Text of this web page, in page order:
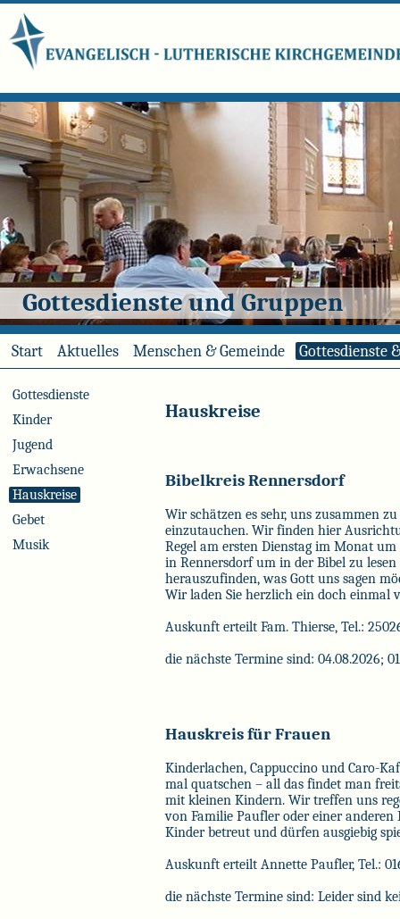
Gottesdienste und Gruppen
Start Aktuelles Menschen & Gemeinde Gottesdienste
Gottesdienste
Kinder
Jugend
Erwachsene
Hauskreise
Gebet
Musik
Hauskreise
Bibelkreis Rennersdorf
Wir schätzen es sehr, uns zusammen
einzutauchen. Wir finden hier
Regel am ersten Dienstag im Monat
in Rennersdorf um in der Bibel zu
herauszufinden, was Gott uns sagen
Wir laden Sie herzlich ein doch einmal
Auskunft erteilt Fam. Thierse, Tel.:
die nächste Termine sind: 04.08.2026;
Hauskreis für Frauen
Kinderlachen, Cappuccino und Caro-
mal quatschen – all das findet man
mit kleinen Kindern. Wir treffen uns
von Familie Paufler oder einer
Kinder betreut und dürfen ausgiebig
Auskunft erteilt Annette Paufler, Tel.:
die nächste Termine sind: Leider sind